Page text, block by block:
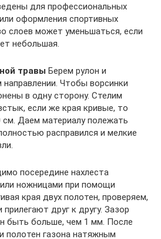
для профессиональных
оформления спортивных
слоев может уменьшаться, если
небольшая.
травы Берем рулон и
Чтобы ворсинки
в одну сторону. Стелим
если же края кривые, то
Даем материалу полежать
расправился и мелкие
посередине нахлеста
ножницами при помощи
края двух полотен, проверяем,
друг к другу. Зазор
быть больше, чем 1 мм. После
полотен газона натяжным